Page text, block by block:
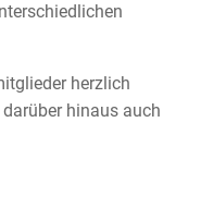
herzlich
hinaus auch